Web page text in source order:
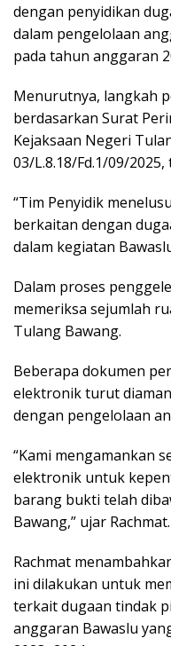
dengan penyidikan
dalam pengelolaan
pada tahun anggaran
Menurutnya, langkah
berdasarkan Surat
Kejaksaan Negeri
03/L.8.18/Fd.1/09/
“Tim Penyidik
berkaitan dengan
dalam kegiatan
Dalam proses
memeriksa sejumlah
Tulang Bawang.
Beberapa dokumen
elektronik turut
dengan pengelolaan
“Kami mengamankan
elektronik untuk
barang bukti telah
Bawang,” ujar Rachmat.
Rachmat
ini dilakukan untuk
terkait dugaan tindak
anggaran Bawaslu